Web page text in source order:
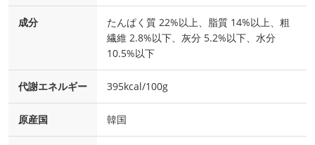
成分
たんぱく質 22%以上、脂質 14%以上、粗
繊維 2.8%以下、灰分 5.2%以下、水分
10.5%以下
代謝エネルギー 395kcal/100g
原産国 韓国